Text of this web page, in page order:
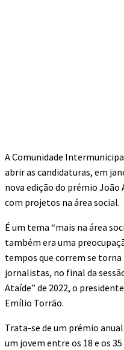
A Comunidade
abrir as candidaturas, em
nova edição do prémio João
com projetos na área social.
É um tema “mais na área
também era uma
tempos que correm se torna
jornalistas, no final da
Ataíde” de 2022, o
Emílio Torrão.
Trata-se de um prémio
um jovem entre os 18 e os